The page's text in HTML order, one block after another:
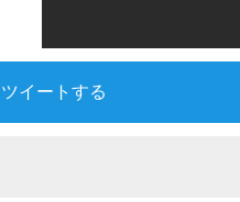
ツイートする